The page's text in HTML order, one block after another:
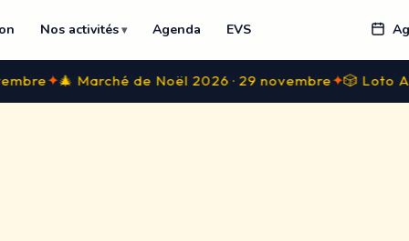
Nos activités Agenda EVS
Marché de Noël 2026 · 29 novembre✦🎲 Loto ALB 2027